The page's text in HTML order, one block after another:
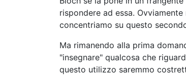
rispondere ad essa.
concentriamo su questo
Ma rimanendo alla prima
"insegnare" qualcosa che
questo utilizzo saremmo